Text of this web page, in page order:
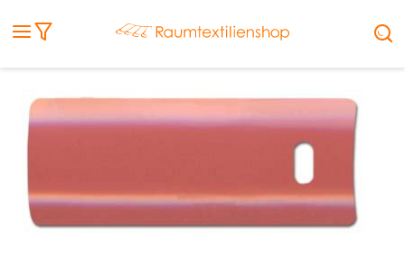
Außenrollo
Stoffe
Markise Sonnensegel